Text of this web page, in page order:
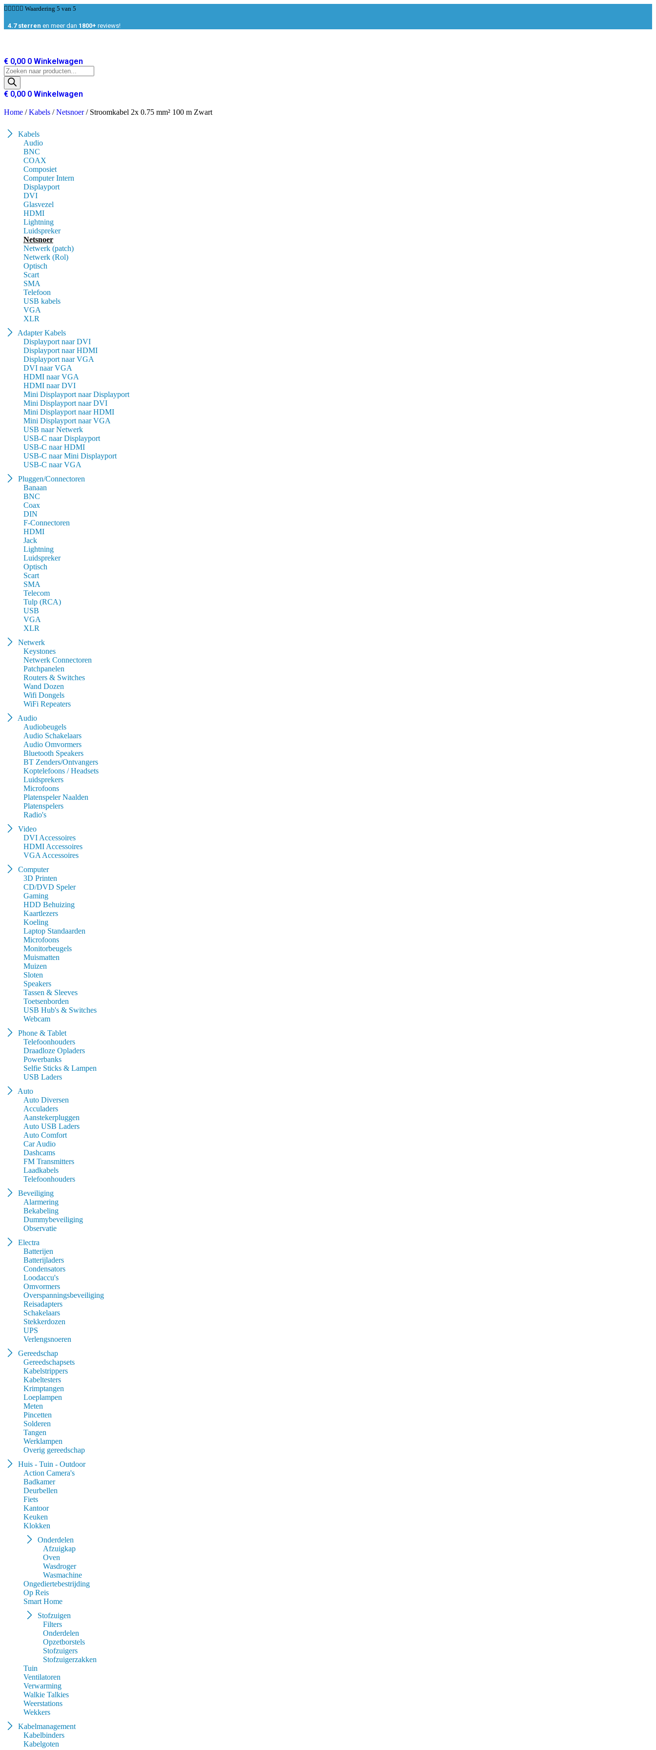
Ga
de
     Waardering 5 van 5
4.7 sterren en meer dan 1800+ reviews!
€ 0,00 0 Winkelwagen
Producten
zoeken
€ 0,00 0 Winkelwagen
Home /Kabels /Netsnoer/ Stroomkabel 2x 0.75 mm² 100 m Zwart
Kabels
Audio
BNC
COAX
Composiet
Computer Intern
Displayport
DVI
Glasvezel
HDMI
Lightning
Luidspreker
Netsnoer
Netwerk (patch)
Netwerk (Rol)
Optisch
Scart
SMA
Telefoon
USB kabels
VGA
XLR
Adapter Kabels
Displayport naar DVI
Displayport naar HDMI
Displayport naar VGA
DVI naar VGA
HDMI naar VGA
HDMI naar DVI
Mini Displayport naar Displayport
Mini Displayport naar DVI
Mini Displayport naar HDMI
Mini Displayport naar VGA
USB naar Netwerk
USB-C naar Displayport
USB-C naar HDMI
USB-C naar Mini Displayport
USB-C naar VGA
Pluggen/Connectoren
Banaan
BNC
Coax
DIN
F-Connectoren
HDMI
Jack
Lightning
Luidspreker
Optisch
Scart
SMA
Telecom
Tulp (RCA)
USB
VGA
XLR
Netwerk
Keystones
Netwerk Connectoren
Patchpanelen
Routers & Switches
Wand Dozen
Wifi Dongels
WiFi Repeaters
Audio
Audiobeugels
Audio Schakelaars
Audio Omvormers
Bluetooth Speakers
BT Zenders/Ontvangers
Koptelefoons / Headsets
Luidsprekers
Microfoons
Platenspeler Naalden
Platenspelers
Radio's
Video
DVI Accessoires
HDMI Accessoires
VGA Accessoires
Computer
3D Printen
CD/DVD Speler
Gaming
HDD Behuizing
Kaartlezers
Koeling
Laptop Standaarden
Microfoons
Monitorbeugels
Muismatten
Muizen
Sloten
Speakers
Tassen & Sleeves
Toetsenborden
USB Hub's & Switches
Webcam
Phone & Tablet
Telefoonhouders
Draadloze Opladers
Powerbanks
Selfie Sticks & Lampen
USB Laders
Auto
Auto Diversen
Acculaders
Aanstekerpluggen
Auto USB Laders
Auto Comfort
Car Audio
Dashcams
FM Transmitters
Laadkabels
Telefoonhouders
Beveiliging
Alarmering
Bekabeling
Dummybeveiliging
Observatie
Electra
Batterijen
Batterijladers
Condensators
Loodaccu's
Omvormers
Overspanningsbeveiliging
Reisadapters
Schakelaars
Stekkerdozen
UPS
Verlengsnoeren
Gereedschap
Gereedschapsets
Kabelstrippers
Kabeltesters
Krimptangen
Loeplampen
Meten
Pincetten
Solderen
Tangen
Werklampen
Overig gereedschap
Huis - Tuin - Outdoor
Action Camera's
Badkamer
Deurbellen
Fiets
Kantoor
Keuken
Klokken
Onderdelen
Afzuigkap
Oven
Wasdroger
Wasmachine
Ongediertebestrijding
Op Reis
Smart Home
Stofzuigen
Filters
Onderdelen
Opzetborstels
Stofzuigers
Stofzuigerzakken
Tuin
Ventilatoren
Verwarming
Walkie Talkies
Weerstations
Wekkers
Kabelmanagement
Kabelbinders
Kabelgoten